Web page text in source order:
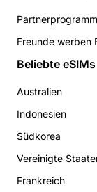
Partnerprogramm
Freunde werben
Beliebte eSIMs
Australien
Indonesien
Südkorea
Vereinigte
Frankreich